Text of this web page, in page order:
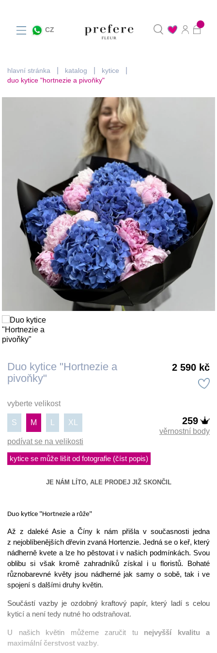
CZ
hlavní stránka katalog
kytice
duo kytice "hortnezie a pivoňky"
Duo kytice "Hortnezie a
pivoňky"
2 590 kč
vyberte velikost
S M XL
podívat se na velikosti
259
věrnostní body
kytice se může lišit od fotografie (číst popis)
JE NÁM LÍTO, ALE PRODEJ JIŽ SKONČIL
Duo kytice "Hortnezie a růže"
Až z daleké Asie a Číny k nám přišla v současnosti jedna
z nejoblíbenějších dřevin zvaná Hortenzie. Jedná se o keř, který
nádherně kvete a lze ho pěstovat i v našich podmínkách. Svou
oblibu si však kromě zahradníků získal i u floristů. Bohaté
různobarevné květy jsou nádherné jak samy o sobě, tak i ve
spojení s dalšími druhy květin.
Součástí vazby je ozdobný kraftový papír, který ladí s celou
kyticí a není tedy nutné ho odstraňovat.
U našich květin můžeme zaručit tu nejvyšší kvalitu a
maximální čerstvost vazby.